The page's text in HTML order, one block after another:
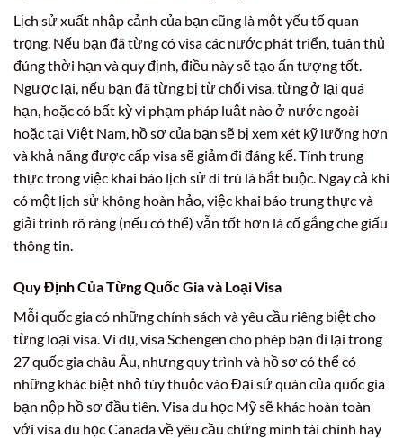
Lịch sử xuất nhập cảnh của bạn cũng là một yếu tố quan
trọng. Nếu bạn đã từng có visa các nước phát triển, tuân thủ
đúng thời hạn và quy định, điều này sẽ tạo ấn tượng tốt.
Ngược lại, nếu bạn đã từng bị từ chối visa, từng ở lại quá
hạn, hoặc có bất kỳ vi phạm pháp luật nào ở nước ngoài
hoặc tại Việt Nam, hồ sơ của bạn sẽ bị xem xét kỹ lưỡng hơn
và khả năng được cấp visa sẽ giảm đi đáng kể. Tính trung
thực trong việc khai báo lịch sử di trú là bắt buộc. Ngay cả khi
có một lịch sử không hoàn hảo, việc khai báo trung thực và
giải trình rõ ràng (nếu có thể) vẫn tốt hơn là cố gắng che giấu
thông tin.
Quy Định Của Từng Quốc Gia và Loại Visa
Mỗi quốc gia có những chính sách và yêu cầu riêng biệt cho
từng loại visa. Ví dụ, visa Schengen cho phép bạn đi lại trong
27 quốc gia châu Âu, nhưng quy trình và hồ sơ có thể có
những khác biệt nhỏ tùy thuộc vào Đại sứ quán của quốc gia
bạn nộp hồ sơ đầu tiên. Visa du học Mỹ sẽ khác hoàn toàn
với visa du học Canada về yêu cầu chứng minh tài chính hay